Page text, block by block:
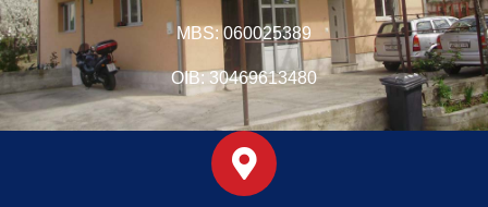
MBS: 060025389
OIB: 30469613480